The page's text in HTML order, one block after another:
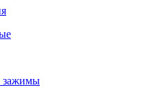
зажимы